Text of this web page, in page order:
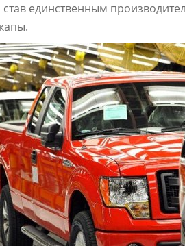
единственным